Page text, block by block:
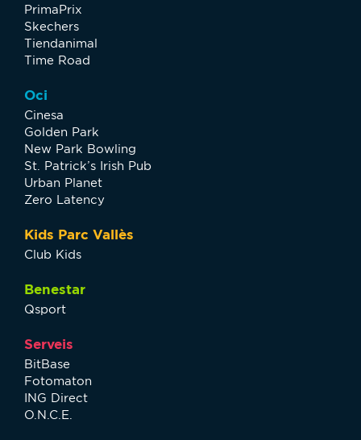
PrimaPrix
Skechers
Tiendanimal
Time Road
Oci
Cinesa
Golden Park
New Park Bowling
St. Patrick’s Irish Pub
Urban Planet
Zero Latency
Kids Parc Vallès
Club Kids
Benestar
Qsport
Serveis
BitBase
Fotomaton
ING Direct
O.N.C.E.